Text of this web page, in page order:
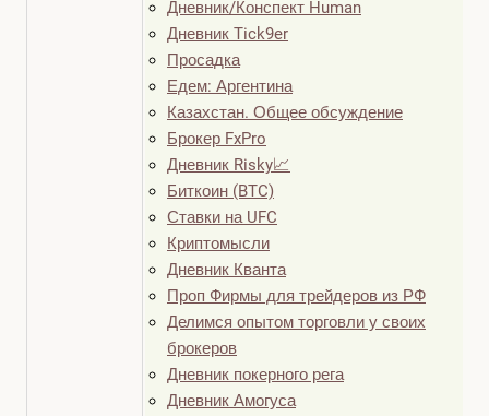
Дневник/Конспект Human
Дневник Tick9er
Просадка
Едем: Аргентина
Казахстан. Общее обсуждение
Брокер FxPro
Дневник Risky📈
Биткоин (BTC)
Ставки на UFC
Криптомысли
Дневник Кванта
Проп Фирмы для трейдеров из РФ
Делимся опытом торговли у своих
брокеров
Дневник покерного рега
Дневник Амогуса